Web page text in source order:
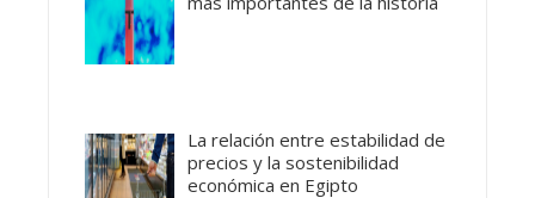
La relación entre estabilidad de
precios y la sostenibilidad
económica en Egipto